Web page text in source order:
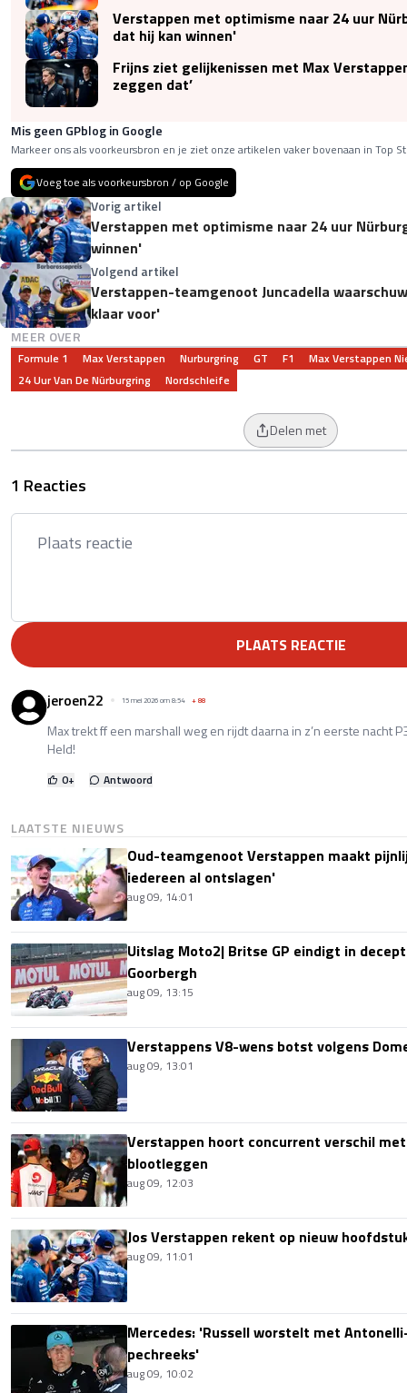
Verstappen met optimisme naar 24 uur
dat hij kan winnen'
Frijns ziet gelijkenissen met Max
zeggen dat’
Mis geen GPblog in Google
Markeer ons als voorkeursbron en je ziet onze artikelen vaker bovenaan in Top
Voeg toe als voorkeursbron / op Google
Vorig artikel
Verstappen met optimisme naar 24 uur
winnen'
Volgend artikel
Verstappen-teamgenoot Juncadella
klaar voor'
MEER OVER
Formule 1 Max Verstappen Nurburgring GT F1
Max Verstappen
24 Uur Van De Nürburgring
Nordschleife
Delen met
1 Reacties
PLAATS REACTIE
jeroen22 15 mei 2026 om 8:54 +88
Max trekt ff een marshall weg en rijdt daarna in z’n eerste nacht
Held!
0+ Antwoord
LAATSTE NIEUWS
Oud-teamgenoot Verstappen maakt
iedereen al ontslagen'
aug 09, 14:01
Uitslag Moto2| Britse GP eindigt in
Goorbergh
aug 09, 13:15
Verstappens V8-wens botst volgens
aug 09, 13:01
Verstappen hoort concurrent verschil
blootleggen
aug 09, 12:03
Jos Verstappen rekent op nieuw
aug 09, 11:01
Mercedes: 'Russell worstelt met
pechreeks'
aug 09, 10:02